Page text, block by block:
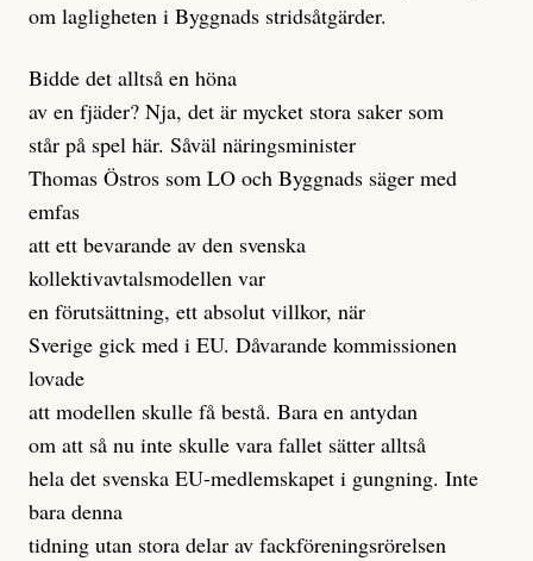
om lagligheten i Byggnads stridsåtgärder.
Bidde det alltså en höna
av en fjäder? Nja, det är mycket stora saker som
står på spel här. Såväl näringsminister
Thomas Östros som LO och Byggnads säger med
emfas
att ett bevarande av den svenska
kollektivavtalsmodellen var
en förutsättning, ett absolut villkor, när
Sverige gick med i EU. Dåvarande kommissionen
lovade
att modellen skulle få bestå. Bara en antydan
om att så nu inte skulle vara fallet sätter alltså
hela det svenska EU-medlemskapet i gungning. Inte
bara denna
tidning utan stora delar av fackföreningsrörelsen